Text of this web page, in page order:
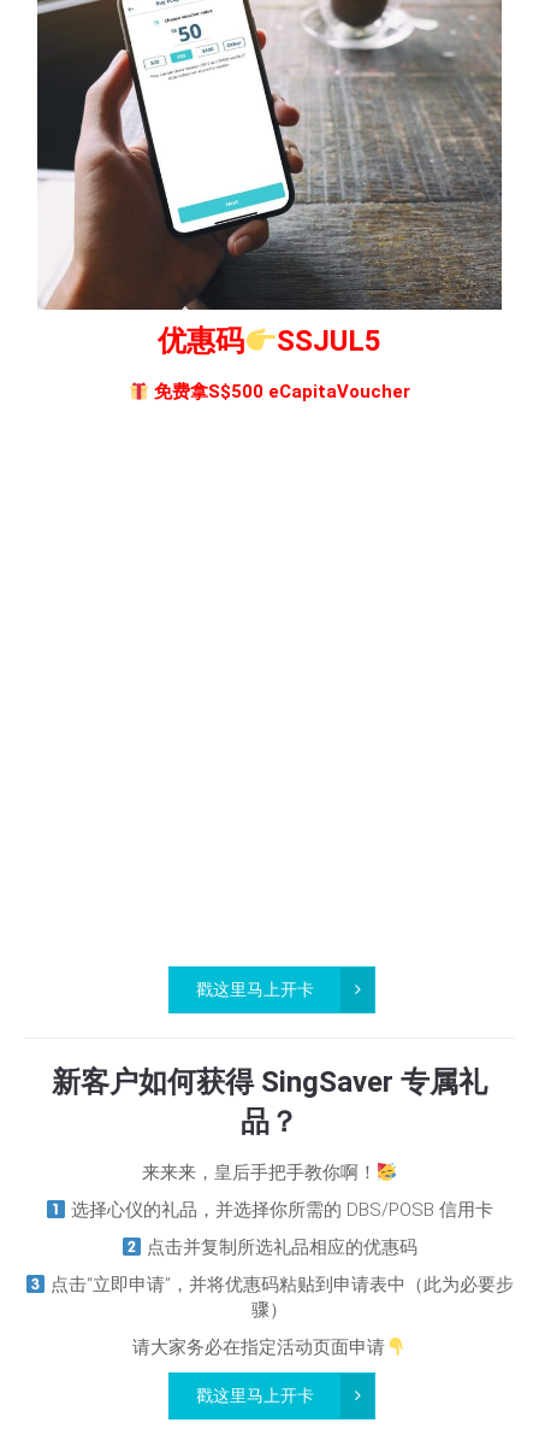
优惠码 SSJUL5
免费拿S$500 eCapitaVoucher
戳这里马上开卡
新客户如何获得 SingSaver 专属礼
品？
来来来，皇后手把手教你啊！
选择心仪的礼品，并选择你所需的 DBS/POSB 信用卡
点击并复制所选礼品相应的优惠码
点击“立即申请”，并将优惠码粘贴到申请表中（此为必要步
骤）
请大家务必在指定活动页面申请
戳这里马上开卡